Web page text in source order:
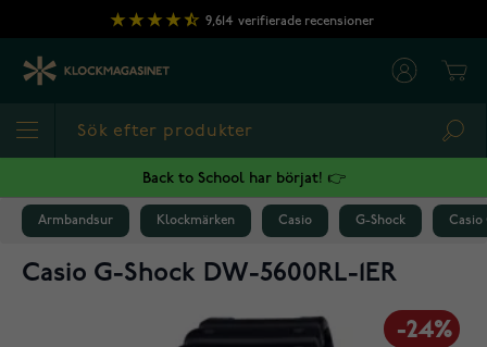
Hoppa till innehållet
9,614 verifierade recensioner
Back to School har börjat! 👉
Armbandsur Klockmärken Casio G-Shock Casio
Casio G-Shock DW-5600RL-1ER
-24%